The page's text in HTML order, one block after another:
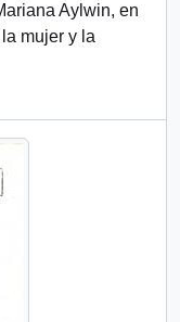
Aylwin, en
mujer y la